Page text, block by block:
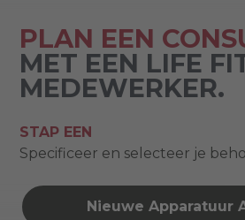
PLAN EEN
MET EEN LIFE
MEDEWERKER.
STAP EEN
Specificeer en selecteer je
Nieuwe Apparatuur